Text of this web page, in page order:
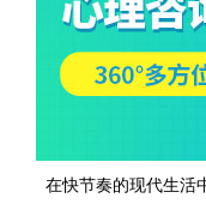
在快节奏的现代生活